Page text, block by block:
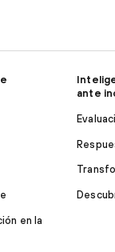
en la
ante